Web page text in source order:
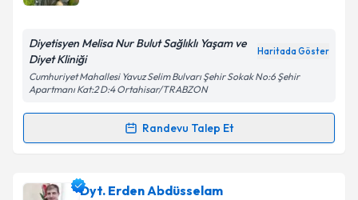
Kişisel verilerimin işlenmesine ilişkin
Metni'ni okudum ve kişisel verilerimin belirtilen
kapsamda işlenmesini kabul ediyorum.
Diyetisyen Melisa Nur Bulut Sağlıklı Yaşam ve
Diyet Kliniği
Haritada Göster
Cumhuriyet Mahallesi Yavuz Selim Bulvarı Şehir Sokak No:6 Şehir
Apartmanı Kat:2 D:4 Ortahisar/TRABZON
Randevu Talep Et
Randevu Takvimi Talebi
Dyt. Melisa Nur Bulutiçin randevu takvimi talebi
Dyt. Erden Abdüsselam